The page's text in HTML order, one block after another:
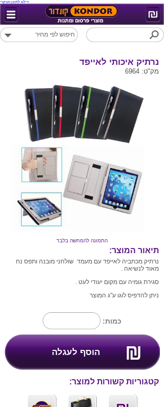
דילוג לתוכן העיקרי
נרתיק איכותי לאייפד
מק"ט: 6964
התמונה להמחשה בלבד
תיאור המוצר:
נרתיק מכתביה לאייפד עם מעמד שולחני מובנה ותפס נח
מאוד לנשיאה .
סגירת גומיה עם מקום יעודי לעט .
ניתן להדפיס לוגו ע"ג המוצר
כמות:
קטגוריות קשורות למוצר: